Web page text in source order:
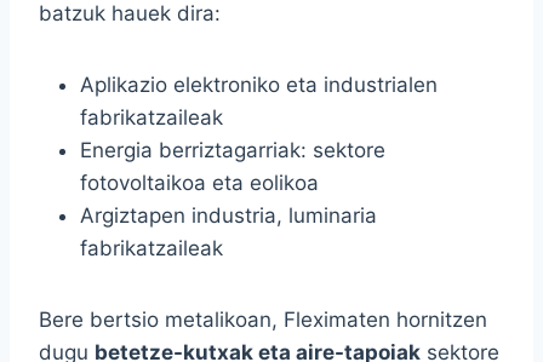
batzuk hauek dira:
Aplikazio elektroniko eta industrialen
fabrikatzaileak
Energia berriztagarriak: sektore
fotovoltaikoa eta eolikoa
Argiztapen industria, luminaria
fabrikatzaileak
Bere bertsio metalikoan, Fleximaten hornitzen
dugu betetze-kutxak eta aire-tapoiak sektore